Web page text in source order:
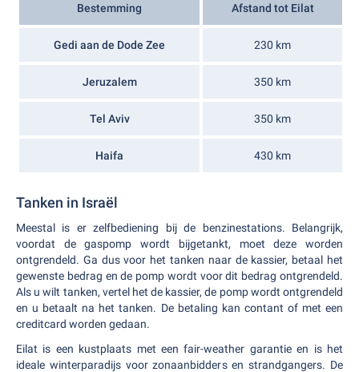
Bestemming Afstand tot Eilat
Gedi aan de Dode Zee 230 km
Jeruzalem 350 km
Tel Aviv 350 km
Haifa 430 km
Tanken in Israël
Meestal is er zelfbediening bij de benzinestations. Belangrijk,
voordat de gaspomp wordt bijgetankt, moet deze worden
ontgrendeld. Ga dus voor het tanken naar de kassier, betaal het
gewenste bedrag en de pomp wordt voor dit bedrag ontgrendeld.
Als u wilt tanken, vertel het de kassier, de pomp wordt ontgrendeld
en u betaalt na het tanken. De betaling kan contant of met een
creditcard worden gedaan.
Eilat is een kustplaats met een fair-weather garantie en is het
ideale winterparadijs voor zonaanbidders en strandgangers. De